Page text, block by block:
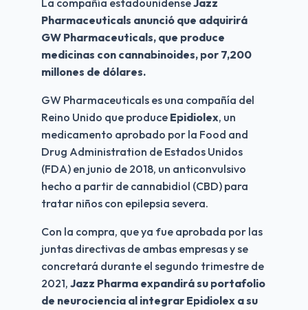
La compañía estadounidense Jazz
Pharmaceuticals anunció que adquirirá
GW Pharmaceuticals, que produce
medicinas con cannabinoides, por 7,200
millones de dólares.
GW Pharmaceuticals es una compañía del
Reino Unido que produce Epidiolex, un
medicamento aprobado por la Food and
Drug Administration de Estados Unidos
(FDA) en junio de 2018, un anticonvulsivo
hecho a partir de cannabidiol (CBD) para
tratar niños con epilepsia severa.
Con la compra, que ya fue aprobada por las
juntas directivas de ambas empresas y se
concretará durante el segundo trimestre de
2021, Jazz Pharma expandirá su portafolio
de neurociencia al integrar Epidiolex a su